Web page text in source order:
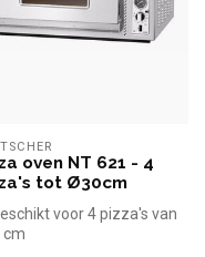
oven NT 621 - 4
tot Ø30cm
voor 4 pizza's van
cm